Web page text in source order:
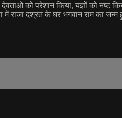
को परेशान किया, यज्ञों को नष्ट
में राजा दश्रत के घर भगवान राम का